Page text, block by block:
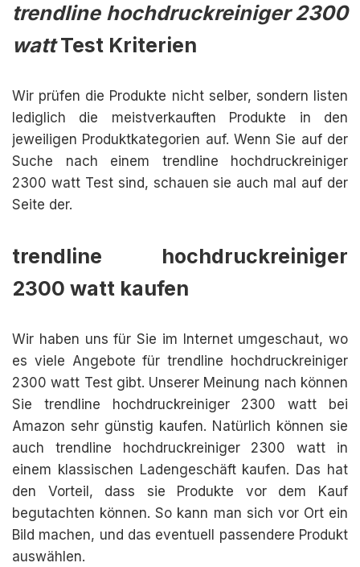
trendline hochdruckreiniger 2300
wattTest Kriterien
Wir prüfen die Produkte nicht selber, sondern listen
lediglich die meistverkauften Produkte in den
jeweiligen Produktkategorien auf. Wenn Sie auf der
Suche nach einem trendline hochdruckreiniger
2300 watt Test sind, schauen sie auch mal auf der
Seite der.
trendline hochdruckreiniger
2300 watt kaufen
Wir haben uns für Sie im Internet umgeschaut, wo
es viele Angebote für trendline hochdruckreiniger
2300 watt Test gibt. Unserer Meinung nach können
Sie trendline hochdruckreiniger 2300 watt bei
Amazon sehr günstig kaufen. Natürlich können sie
auch trendline hochdruckreiniger 2300 watt in
einem klassischen Ladengeschäft kaufen. Das hat
den Vorteil, dass sie Produkte vor dem Kauf
begutachten können. So kann man sich vor Ort ein
Bild machen, und das eventuell passendere Produkt
auswählen.